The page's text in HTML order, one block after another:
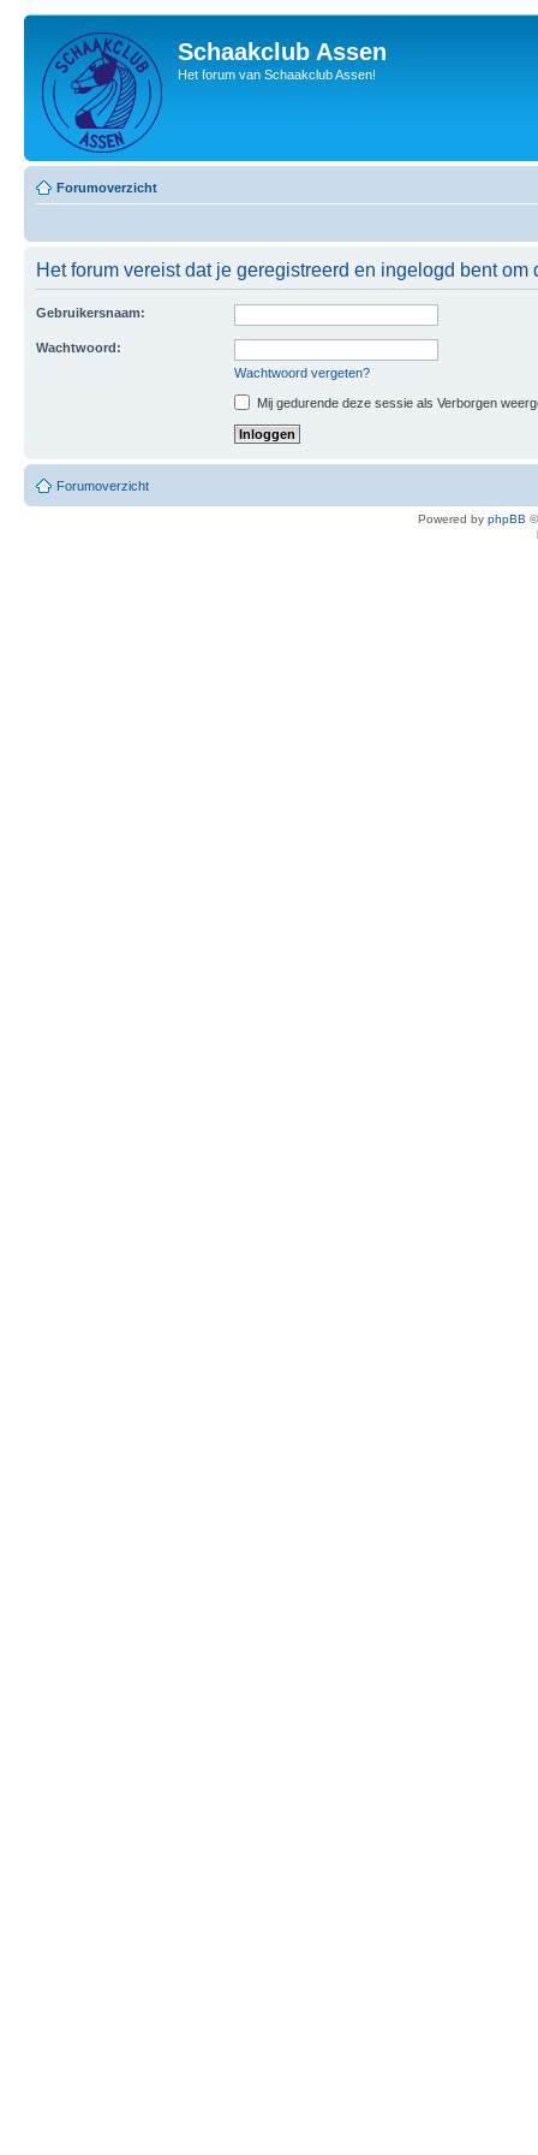
Schaakclub Assen
Het forum van Schaakclub Assen!
Forumoverzicht
Het forum vereist dat je geregistreerd en ingelogd bent
Gebruikersnaam:
Wachtwoord:
Wachtwoord vergeten?
Mij gedurende deze sessie als Verborgen
Forumoverzicht
Powered by phpBB